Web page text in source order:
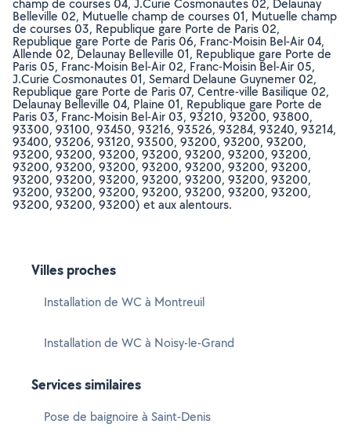
champ de courses 04, J.Curie Cosmonautes 02, Delaunay
Belleville 02, Mutuelle champ de courses 01, Mutuelle champ
de courses 03, Republique gare Porte de Paris 02,
Republique gare Porte de Paris 06, Franc-Moisin Bel-Air 04,
Allende 02, Delaunay Belleville 01, Republique gare Porte de
Paris 05, Franc-Moisin Bel-Air 02, Franc-Moisin Bel-Air 05,
J.Curie Cosmonautes 01, Semard Delaune Guynemer 02,
Republique gare Porte de Paris 07, Centre-ville Basilique 02,
Delaunay Belleville 04, Plaine 01, Republique gare Porte de
Paris 03, Franc-Moisin Bel-Air 03, 93210, 93200, 93800,
93300, 93100, 93450, 93216, 93526, 93284, 93240, 93214,
93400, 93206, 93120, 93500, 93200, 93200, 93200,
93200, 93200, 93200, 93200, 93200, 93200, 93200,
93200, 93200, 93200, 93200, 93200, 93200, 93200,
93200, 93200, 93200, 93200, 93200, 93200, 93200,
93200, 93200, 93200, 93200, 93200, 93200, 93200,
93200, 93200, 93200) et aux alentours.
Villes proches
Installation de WC à Montreuil
Installation de WC à Noisy-le-Grand
Services similaires
Pose de baignoire à Saint-Denis